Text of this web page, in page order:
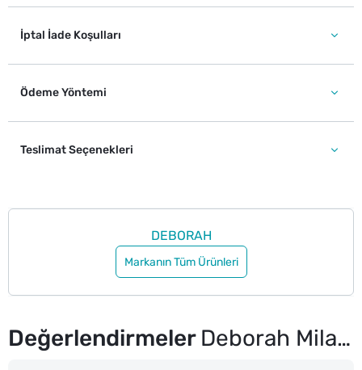
İptal İade Koşulları
Ödeme Yöntemi
Teslimat Seçenekleri
DEBORAH
Markanın Tüm Ürünleri
Değerlendirmeler Deborah Milano Super Gloss Pearly Cherry No: 04